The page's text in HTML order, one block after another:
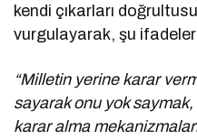
kendi çıkarları
vurgulayarak, şu
“Milletin yerine karar
sayarak onu yok saymak,
karar alma